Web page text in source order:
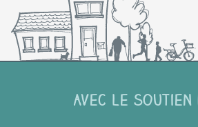
Avec le soutien